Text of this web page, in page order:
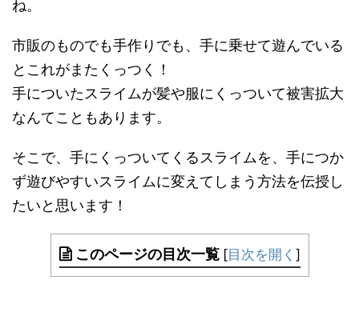
ね。
市販のものでも手作りでも、手に乗せて遊んでいる
とこれがまたくっつく！
手についたスライムが髪や服にくっついて被害拡大
なんてこともあります。
そこで、手にくっついてくるスライムを、手につか
ず遊びやすいスライムに変えてしまう方法を伝授し
たいと思います！
このページの目次一覧 [目次を開く ]